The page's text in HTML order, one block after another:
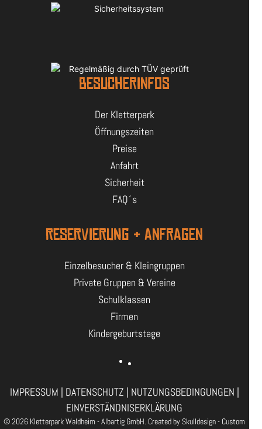
BESUCHERINFOS
Der Kletterpark
Öffnungszeiten
Preise
Anfahrt
Sicherheit
FAQ´s
RESERVIERUNG & ANFRAGEN
Einzelbesucher & Kleingruppen
Private Gruppen & Vereine
Schulklassen
Firmen
Kindergeburtstage
IMPRESSUM | DATENSCHUTZ | NUTZUNGSBEDINGUNGEN |
EINVERSTÄNDNISERKLÄRUNG
© 2026 Kletterpark Waldheim - Albartig GmbH. Created by Skulldesign - Custom